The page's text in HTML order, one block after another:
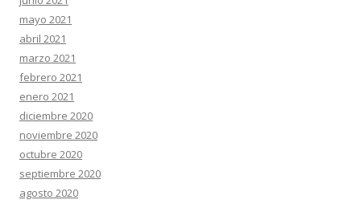
mayo 2021
abril 2021
marzo 2021
febrero 2021
enero 2021
diciembre 2020
noviembre 2020
octubre 2020
septiembre 2020
agosto 2020